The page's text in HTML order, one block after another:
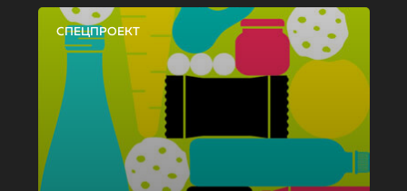
СПЕЦПРОЕКТ